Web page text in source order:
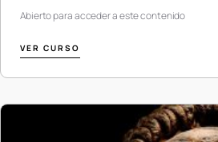
Abierto para acceder a este contenido
VER CURSO